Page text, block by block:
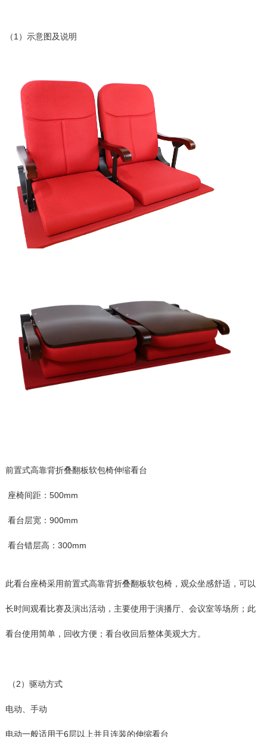
（1）示意图及说明
前置式高靠背折叠翻板软包椅伸缩看台
座椅间距：500mm
看台层宽：900mm
看台错层高：300mm
此看台座椅采用前置式高靠背折叠翻板软包椅，观众坐感舒适，可以
长时间观看比赛及演出活动，主要使用于演播厅、会议室等场所；此
看台使用简单，回收方便；看台收回后整体美观大方。
（2）驱动方式
电动、手动
电动一般适用于6层以上并且连装的伸缩看台